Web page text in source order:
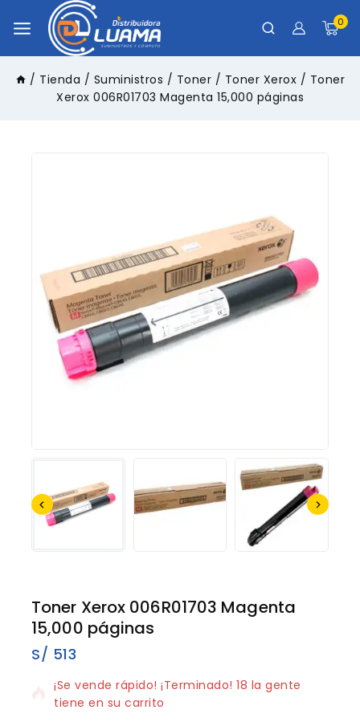
0
/ Tienda / Suministros / Toner / Toner Xerox / Toner
Xerox 006R01703 Magenta 15,000 páginas
Toner Xerox 006R01703 Magenta
15,000 páginas
S/ 513
18 productos vendidos en los últimos 6 horas
¡Se vende rápido! ¡Terminado! 18 la gente
tiene en su carrito